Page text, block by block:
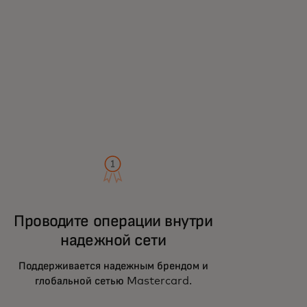
Проводите операции внутри
надежной сети
Поддерживается надежным брендом и
глобальной сетью Mastercard.